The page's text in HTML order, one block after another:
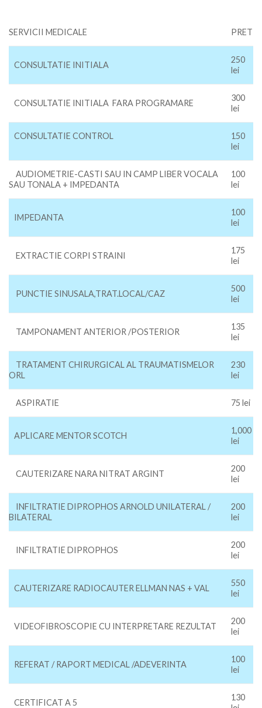
SERVICII MEDICALE PRET
CONSULTATIE INITIALA
250
lei
CONSULTATIE INITIALA FARA PROGRAMARE
300
lei
CONSULTATIE CONTROL
150
lei
AUDIOMETRIE-CASTI SAU IN CAMP LIBER VOCALA
SAU TONALA + IMPEDANTA
100
lei
IMPEDANTA
100
lei
EXTRACTIE CORPI STRAINI
175
lei
PUNCTIE SINUSALA,TRAT.LOCAL/CAZ
500
lei
TAMPONAMENT ANTERIOR /POSTERIOR
135
lei
TRATAMENT CHIRURGICAL AL TRAUMATISMELOR
ORL
230
lei
ASPIRATIE 75 lei
APLICARE MENTOR SCOTCH
1,000
lei
CAUTERIZARE NARA NITRAT ARGINT
200
lei
INFILTRATIE DIPROPHOS ARNOLD UNILATERAL /
BILATERAL
200
lei
INFILTRATIE DIPROPHOS
200
lei
CAUTERIZARE RADIOCAUTER ELLMAN NAS + VAL
550
lei
VIDEOFIBROSCOPIE CU INTERPRETARE REZULTAT
200
lei
REFERAT / RAPORT MEDICAL /ADEVERINTA
100
lei
CERTIFICAT A 5
130